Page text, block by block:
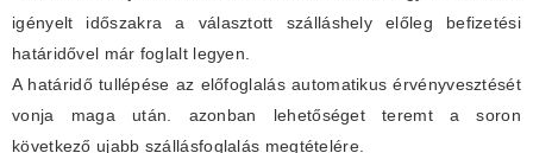
igényelt időszakra a választott szálláshely előleg befizetési
határidővel már foglalt legyen.
A határidő tullépése az előfoglalás automatikus érvényvesztését
vonja maga után. azonban lehetőséget teremt a soron
következő ujabb szállásfoglalás megtételére.